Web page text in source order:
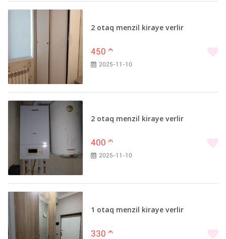
2 otaq menzil kiraye verlir
450 m
2025-11-10
2 otaq menzil kiraye verlir
400 m
2025-11-10
1 otaq menzil kiraye verlir
330 m